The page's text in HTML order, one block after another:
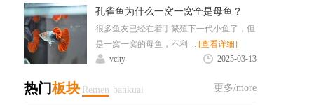
孔雀鱼为什么一窝一窝全是母鱼？
很多鱼友已经在着手繁殖下一代小鱼了，但
是一窝一窝的母鱼，不利 ... [查看详细]
vcity
2025-03-13
热门板块 Remen bankuai 更多/more